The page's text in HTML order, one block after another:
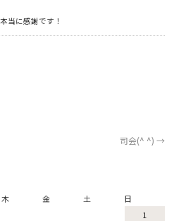
当に感謝です！
司会(^ ^) →
木 金 土 日
1